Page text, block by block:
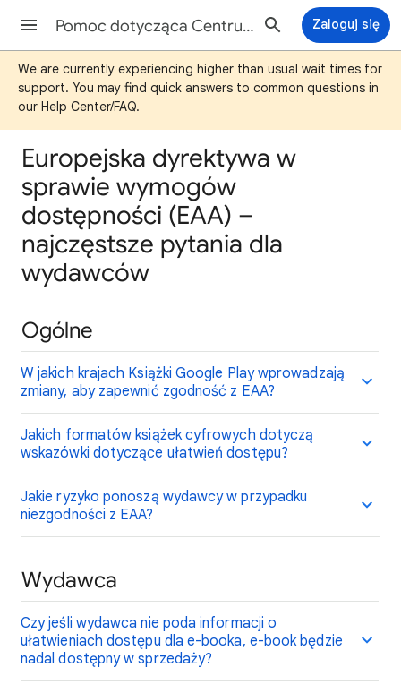
Pomoc dotycząca Centrum Partnerów Książek Google Play Zaloguj się
We are currently experiencing higher than usual wait times for
support. You may find quick answers to common questions in
our Help Center/FAQ.
Europejska dyrektywa w
sprawie wymogów
dostępności (EAA) –
najczęstsze pytania dla
wydawców
Ogólne
W jakich krajach Książki Google Play wprowadzają
zmiany, aby zapewnić zgodność z EAA?
Jakich formatów książek cyfrowych dotyczą
wskazówki dotyczące ułatwień dostępu?
Jakie ryzyko ponoszą wydawcy w przypadku
niezgodności z EAA?
Wydawca
Czy jeśli wydawca nie poda informacji o
ułatwieniach dostępu dla e-booka, e-book będzie
nadal dostępny w sprzedaży?